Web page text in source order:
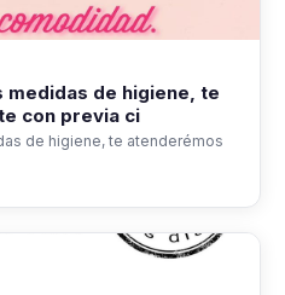
medidas de higiene, te
con previa ci
de higiene, te atenderémos